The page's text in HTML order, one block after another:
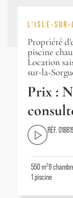
L'ISLE-SUR-
Propriété
piscine
Location
sur-la-
Prix :
RÉF.
550 m²9
1piscine